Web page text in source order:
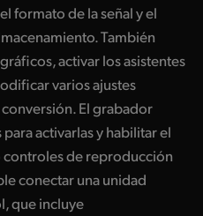
formato de la señal y el
También
activar los asistentes
varios ajustes
El grabador
activarlas y habilitar el
controles de reproducción
conectar una unidad
que incluye